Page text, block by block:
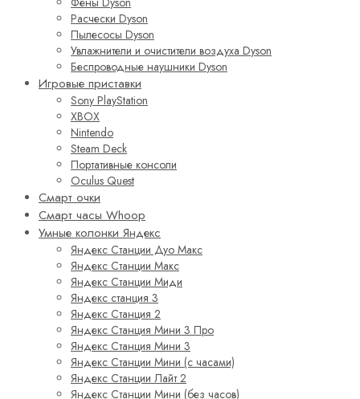
Расчески Dyson
Пылесосы Dyson
Увлажнители и очистители воздуха Dyson
Беспроводные наушники Dyson
Игровые приставки
Sony PlayStation
XBOX
Nintendo
Steam Deck
Портативные консоли
Oculus Quest
Смарт очки
Смарт часы Whoop
Умные колонки Яндекс
Яндекс Станции Дуо Макс
Яндекс Станции Макс
Яндекс Станции Миди
Яндекс станция 3
Яндекс Станция 2
Яндекс Станция Мини 3 Про
Яндекс Станция Мини 3
Яндекс Станции Мини (с часами)
Яндекс Станции Лайт 2
Яндекс Станции Мини (без часов)